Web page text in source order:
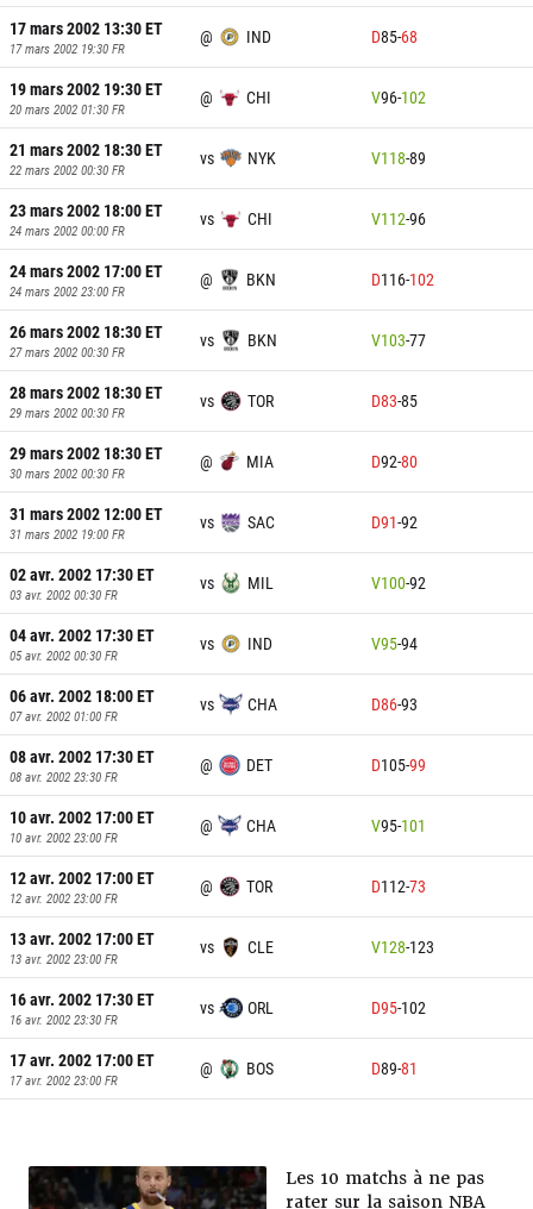
17 mars 2002 13:30ET
17 mars 2002 19:30 FR
@ IND D85-68
19 mars 2002 19:30ET
20 mars 2002 01:30 FR
@ CHI V96-102
21 mars 2002 18:30ET
22 mars 2002 00:30 FR
vs NYK V118-89
23 mars 2002 18:00ET
24 mars 2002 00:00 FR
vs CHI V112-96
24 mars 2002 17:00ET
24 mars 2002 23:00 FR
@ BKN D116-102
26 mars 2002 18:30ET
27 mars 2002 00:30 FR
vs BKN V103-77
28 mars 2002 18:30ET
29 mars 2002 00:30 FR
vs TOR D83-85
29 mars 2002 18:30ET
30 mars 2002 00:30 FR
@ MIA D92-80
31 mars 2002 12:00ET
31 mars 2002 19:00 FR
vs SAC D91-92
02 avr. 2002 17:30ET
03 avr. 2002 00:30 FR
vs MIL V100-92
04 avr. 2002 17:30ET
05 avr. 2002 00:30 FR
vs IND V95-94
06 avr. 2002 18:00ET
07 avr. 2002 01:00 FR
vs CHA D86-93
08 avr. 2002 17:30ET
08 avr. 2002 23:30 FR
@ DET D105-99
10 avr. 2002 17:00ET
10 avr. 2002 23:00 FR
@ CHA V95-101
12 avr. 2002 17:00ET
12 avr. 2002 23:00 FR
@ TOR D112-73
13 avr. 2002 17:00ET
13 avr. 2002 23:00 FR
vs CLE V128-123
16 avr. 2002 17:30ET
16 avr. 2002 23:30 FR
vs ORL D95-102
17 avr. 2002 17:00ET
17 avr. 2002 23:00 FR
@ BOS D89-81
Les 10 matchs à ne pas
rater sur la saison NBA